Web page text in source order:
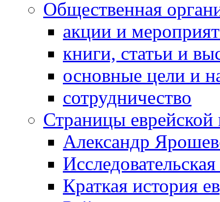
Общественная
акции и
книги, статьи и
основные цели и
сотрудничество
Страницы
Александр
Краткая история